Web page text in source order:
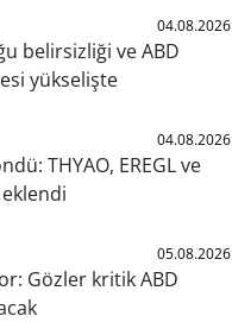
04.08.2026
belirsizliği ve ABD
yükselişte
04.08.2026
THYAO, EREGL ve
eklendi
05.08.2026
Gözler kritik ABD